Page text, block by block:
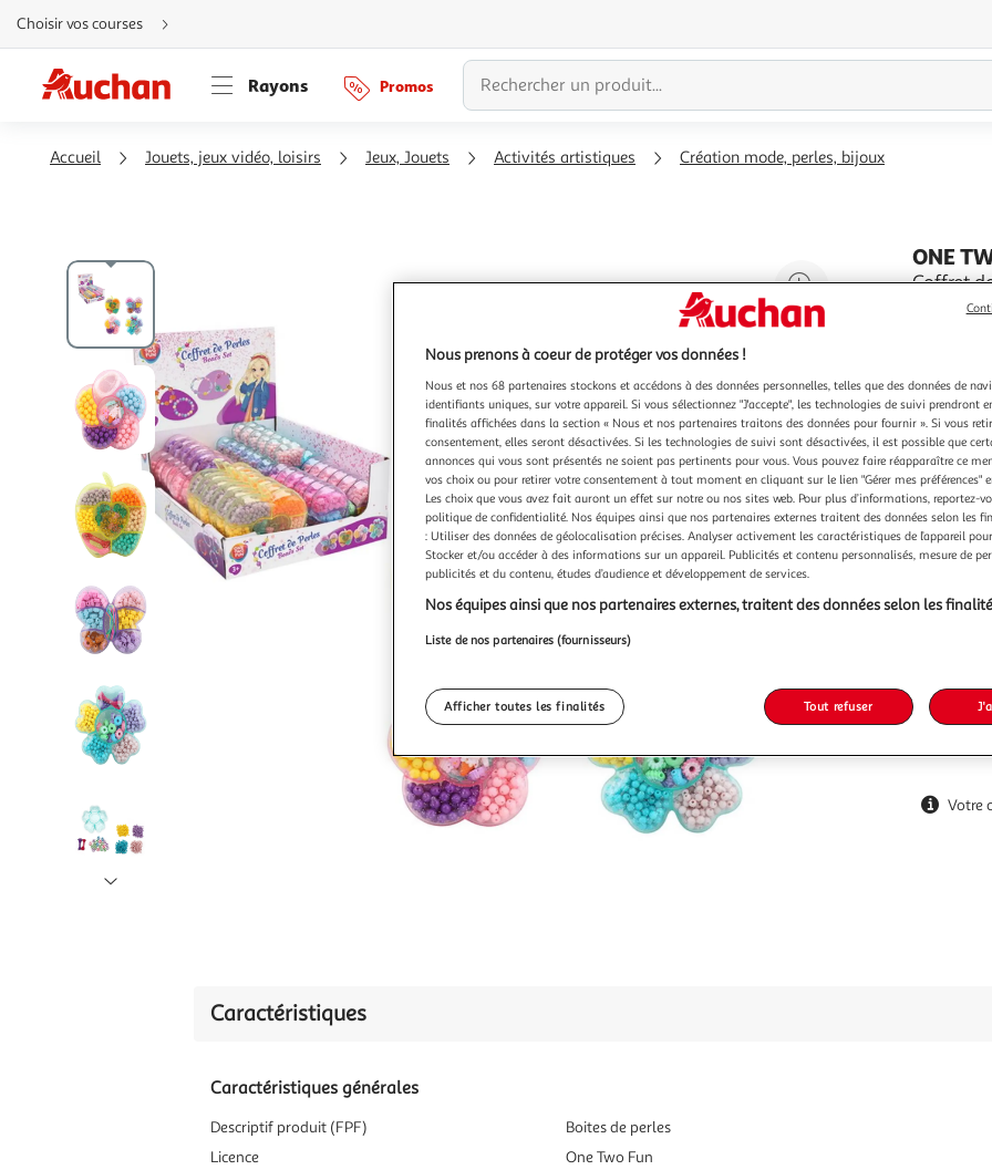
Aller
directement
au
Aller
directement
à
Aller
directement
rubrique
Choisir vos courses
Rayons Promos
Accueil Jouets, jeux vidéo, loisirs Jeux, Jouets Activités artistiques Création mode, perles, bijoux
Illustration
Agrandir
l'illustration
à
100
%
Partager
le
produit
ONE
Coffret
Dès 3 ans
1,99€
1,99€ / pce
Votre
Caractéristiques
Caractéristiques générales
Descriptif produit (FPF)
Boites de perles
Licence
One Two Fun
Nous prenons à coeur de protéger vos données !
Nous et nos 68 partenaires stockons et accédons à des données personnelles, telles que des données de
identifiants uniques, sur votre appareil. Si vous sélectionnez "J'accepte", les technologies de suivi prendront
finalités affichées dans la section « Nous et nos partenaires traitons des données pour fournir ». Si vous
consentement, elles seront désactivées. Si les technologies de suivi sont désactivées, il est possible que
annonces qui vous sont présentés ne soient pas pertinents pour vous. Vous pouvez faire réapparaître ce
vos choix ou pour retirer votre consentement à tout moment en cliquant sur le lien "Gérer mes préférences"
Les choix que vous avez fait auront un effet sur notre ou nos sites web. Pour plus d’informations, reportez-
politique de confidentialité. Nos équipes ainsi que nos partenaires externes traitent des données selon les
: Utiliser des données de géolocalisation précises. Analyser activement les caractéristiques de l’appareil
Stocker et/ou accéder à des informations sur un appareil. Publicités et contenu personnalisés, mesure de
publicités et du contenu, études d’audience et développement de services.
Nos équipes ainsi que nos partenaires externes, traitent des données selon les
Liste de nos partenaires (fournisseurs)
Afficher toutes les finalités Tout refuser